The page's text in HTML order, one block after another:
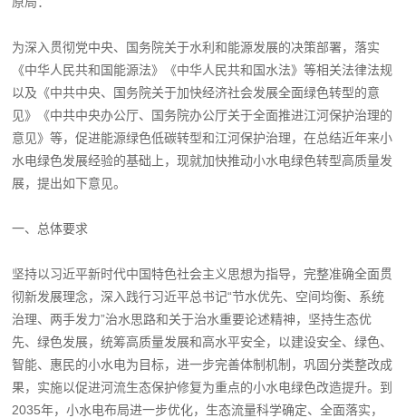
为深入贯彻党中央、国务院关于水利和能源发展的决策部署，落实
《中华人民共和国能源法》《中华人民共和国水法》等相关法律法规
以及《中共中央、国务院关于加快经济社会发展全面绿色转型的意
见》《中共中央办公厅、国务院办公厅关于全面推进江河保护治理的
意见》等，促进能源绿色低碳转型和江河保护治理，在总结近年来小
水电绿色发展经验的基础上，现就加快推动小水电绿色转型高质量发
展，提出如下意见。
一、总体要求
坚持以习近平新时代中国特色社会主义思想为指导，完整准确全面贯
彻新发展理念，深入践行习近平总书记“节水优先、空间均衡、系统
治理、两手发力”治水思路和关于治水重要论述精神，坚持生态优
先、绿色发展，统筹高质量发展和高水平安全，以建设安全、绿色、
智能、惠民的小水电为目标，进一步完善体制机制，巩固分类整改成
果，实施以促进河流生态保护修复为重点的小水电绿色改造提升。到
2035年，小水电布局进一步优化，生态流量科学确定、全面落实，